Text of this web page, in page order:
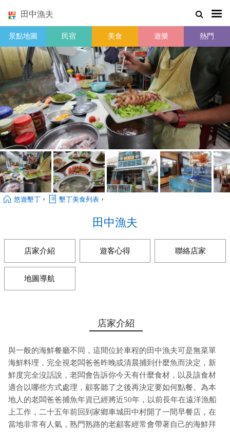
田中漁夫
景點地圖 民宿 美食 遊樂 熱門
悠遊墾丁 › 墾丁美食列表 ›
田中漁夫
店家介紹 遊客心得 聯絡店家
地圖導航
店家介紹
與一般的海鮮餐廳不同，這間位於車程的田中漁夫可是無菜單
海鮮料理，完全視老闆爸爸昨晚或清晨捕到什麼魚而決定，新
鮮度完全沒話說，老闆會告訴你今天有什麼食材，以及該食材
適合以哪些方式處理，顧客聽了之後再決定要如何點餐。為本
地人的老闆爸爸捕魚年資已經將近50年，以前長年在遠洋漁船
上工作，二十五年前回到家鄉車城田中村開了一間早餐店，在
當地非常有人氣，熟門熟路的老顧客經常會帶著自己的海鮮拜